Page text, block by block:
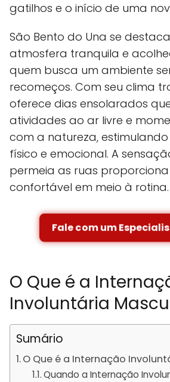
gatilhos e o início de uma
São Bento do Una se
atmosfera tranquila e
quem busca um ambiente
recomeços. Com seu clima
oferece dias ensolarados
atividades ao ar livre e
com a natureza,
físico e emocional. A
permeia as ruas
confortável em meio à rotina.
Fale com um
O Que é a
Involuntária
Sumário
O Que é a Internação
Quando a Internação